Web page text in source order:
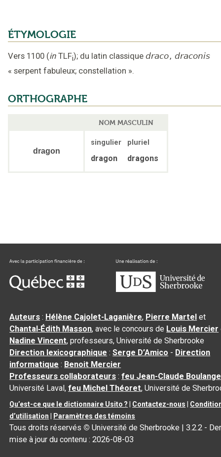
ÉTYMOLOGIE
Vers 1100 (in TLFi); du latin classique draco, draconis
« serpent fabuleux; constellation ».
ORTHOGRAPHE
NOM MASCULIN
dragon
singulier pluriel
dragon dragons
Auteurs : Hélène Cajolet-Laganière, Pierre Martel et
Chantal‑Édith Masson, avec le concours de Louis Mercier
Nadine Vincent, professeurs, Université de Sherbrooke
Direction lexicographique :Serge D’Amico - Direction
informatique : Benoit Mercier
Professeurs collaborateurs :feu Jean-Claude
Université Laval,feu Michel Théoret, Université de
Qu’est-ce que le dictionnaire Usito ? Contactez-nous
d’utilisation
Paramètres des témoins
Tous droits réservés © Université de Sherbrooke |3.2.2 -
mise à jour du contenu :2026-08-03